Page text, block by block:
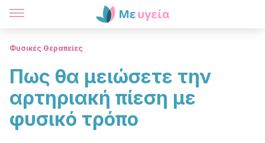
Φυσικές Θεραπείες
Πως θα μειώσετε την
αρτηριακή πίεση με
φυσικό τρόπο